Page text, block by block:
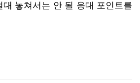
대 놓쳐서는 안 될 응대 포인트를